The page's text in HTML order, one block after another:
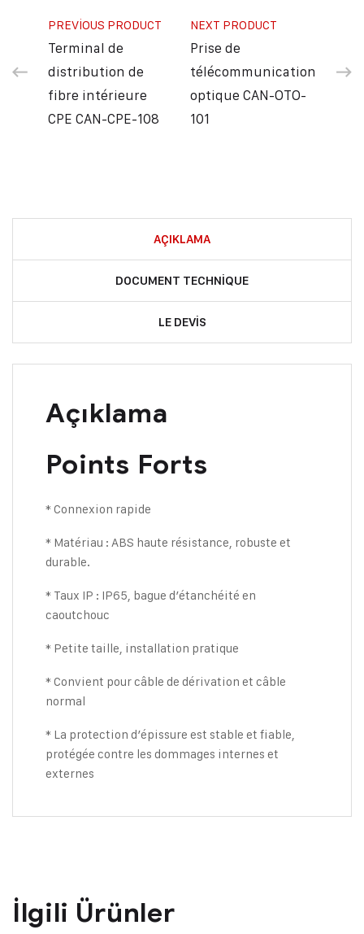
PREVIOUS PRODUCT
Terminal de
distribution de
fibre intérieure
CPE CAN-CPE-108
NEXT PRODUCT
Prise de
télécommunication
optique CAN-OTO-
101
AÇIKLAMA
DOCUMENT TECHNIQUE
LE DEVIS
Açıklama
Points Forts
* Connexion rapide
* Matériau : ABS haute résistance, robuste et
durable.
* Taux IP : IP65, bague d’étanchéité en
caoutchouc
* Petite taille, installation pratique
* Convient pour câble de dérivation et câble
normal
* La protection d’épissure est stable et fiable,
protégée contre les dommages internes et
externes
İlgili Ürünler